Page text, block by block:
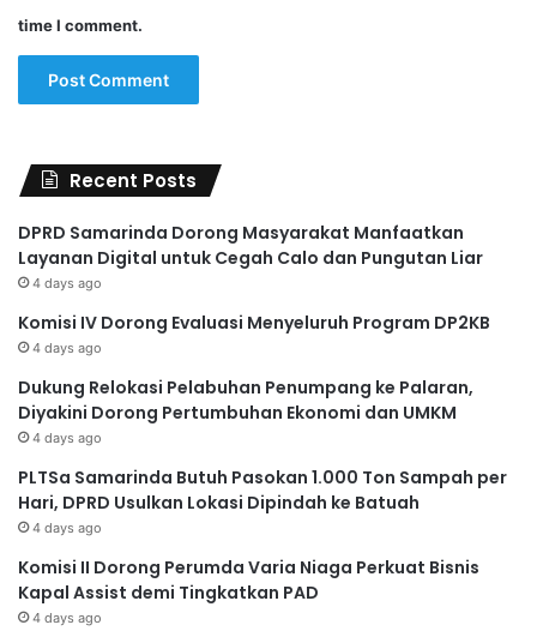
time I comment.
Recent Posts
DPRD Samarinda Dorong Masyarakat Manfaatkan
Layanan Digital untuk Cegah Calo dan Pungutan Liar
4 days ago
Komisi IV Dorong Evaluasi Menyeluruh Program DP2KB
4 days ago
Dukung Relokasi Pelabuhan Penumpang ke Palaran,
Diyakini Dorong Pertumbuhan Ekonomi dan UMKM
4 days ago
PLTSa Samarinda Butuh Pasokan 1.000 Ton Sampah per
Hari, DPRD Usulkan Lokasi Dipindah ke Batuah
4 days ago
Komisi II Dorong Perumda Varia Niaga Perkuat Bisnis
Kapal Assist demi Tingkatkan PAD
4 days ago